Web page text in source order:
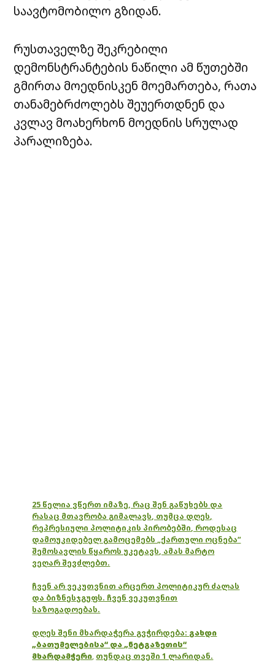
საავტომობილო გზიდან.
რუსთაველზე შეკრებილი
დემონსტრანტების ნაწილი ამ წუთებში
გმირთა მოედნისკენ მოემართება, რათა
თანამებრძოლებს შეუერთდნენ და
კვლავ მოახერხონ მოედნის სრულად
პარალიზება.
25 წელია ვწერთ იმაზე, რაც შენ გაწუხებს და
რასაც მთავრობა გიმალავს, თუმცა დღეს,
რეპრესიული პოლიტიკის პირობებში, როდესაც
დამოუკიდებელ გამოცემებს „ქართული ოცნება“
შემოსავლის წყაროს უკეტავს, ამას მარტო
ვეღარ შევძლებთ.
ჩვენ არ ვეკუთვნით არცერთ პოლიტიკურ ძალას
და ბიზნესჯგუფს. ჩვენ ვეკუთვნით
საზოგადოებას.
დღეს შენი მხარდაჭერა გვჭირდება: გახდი
„ბათუმელებისა“ და „ნეტგაზეთის“
მხარდამჭერი, თუნდაც თვეში 1 ლარიდან.